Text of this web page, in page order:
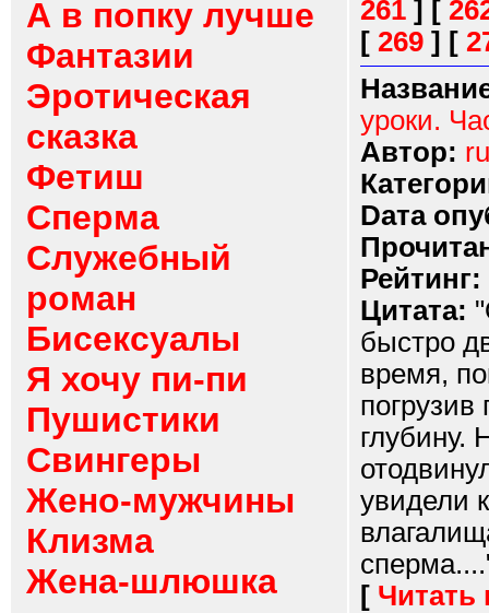
А в попку лучше
Фантазии
Эротическая
сказка
Фетиш
Сперма
Служебный
роман
Бисексуалы
Я хочу пи-пи
Пушистики
Свингеры
Жено-мужчины
Клизма
Жена-шлюшка
261 ] [
[ 269 ] [
уроки.
Автор:
Dата
Рейтинг:
Цитата:
быстро
время,
глубину.
увидели
[ Читать